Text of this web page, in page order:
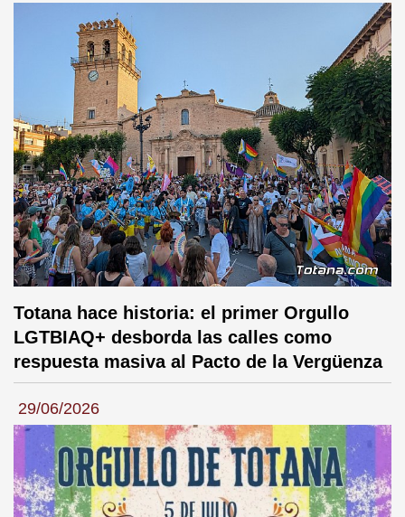
Totana hace historia: el primer Orgullo
LGTBIAQ+ desborda las calles como
respuesta masiva al Pacto de la Vergüenza
29/06/2026